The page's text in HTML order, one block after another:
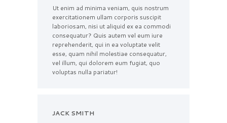
Ut enim ad minima veniam, quis nostrum
exercitationem ullam corporis suscipit
laboriosam, nisi ut aliquid ex ea commodi
consequatur? Quis autem vel eum iure
reprehenderit, qui in ea voluptate velit
esse, quam nihil molestiae consequatur,
vel illum, qui dolorem eum fugiat, quo
voluptas nulla pariatur!
JACK SMITH